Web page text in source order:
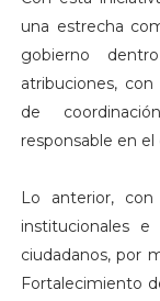
una estrecha
gobierno
atribuciones,
de
responsable en
Lo anterior,
institucionales
ciudadanos, por
Fortalecimiento